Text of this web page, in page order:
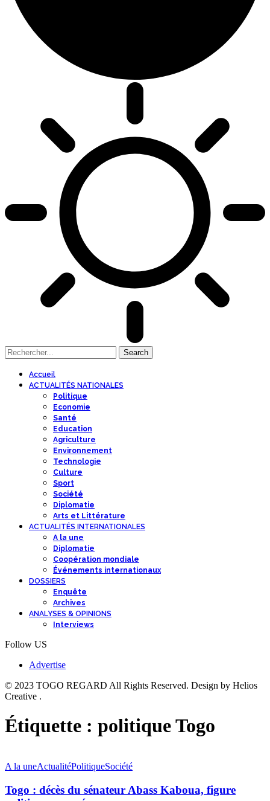
Accueil
ACTUALITÉS NATIONALES
Politique
Economie
Santé
Education
Agriculture
Environnement
Technologie
Culture
Sport
Société
Diplomatie
Arts et Littérature
ACTUALITÉS INTERNATIONALES
A la une
Diplomatie
Coopération mondiale
Événements internationaux
DOSSIERS
Enquête
Archives
ANALYSES & OPINIONS
Interviews
Follow US
Advertise
© 2023 TOGO REGARD All Rights Reserved. Design by Helios
Creative .
Étiquette : politique Togo
A la uneActualitéPolitiqueSociété
Togo : décès du sénateur Abass Kaboua, figure